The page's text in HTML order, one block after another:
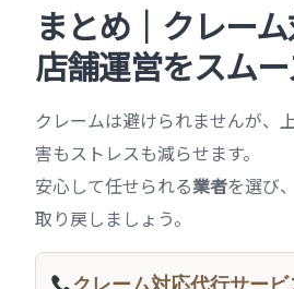
まとめ｜クレー
店舗運営をスム
クレームは避けられませんが、
害もストレスも減らせます。
安心して任せられる業者を選び
取り戻しましょう。